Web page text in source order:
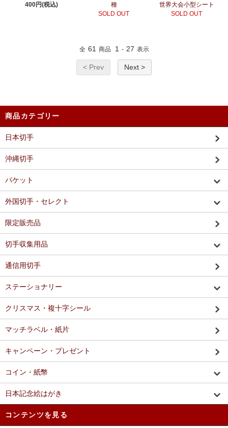
400円(税込)
種
SOLD OUT
世界大会小型シート
SOLD OUT
全 61 商品 1 - 27 表示
< Prev Next >
商品カテゴリー
日本切手
沖縄切手
パケット
外国切手・セレクト
限定販売品
切手収集用品
通信用切手
ステーショナリー
クリスマス・複十字シール
マッチラベル・紙片
キャンペーン・プレゼント
コイン・紙幣
日本記念絵はがき
コンテンツを見る